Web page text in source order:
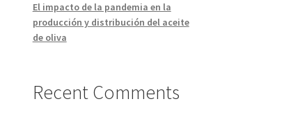
El impacto de la pandemia en la
producción y distribución del aceite
de oliva
Recent Comments